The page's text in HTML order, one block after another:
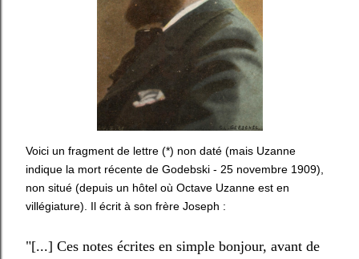
Voici un fragment de lettre (*) non daté (mais Uzanne
indique la mort récente de Godebski - 25 novembre 1909),
non situé (depuis un hôtel où Octave Uzanne est en
villégiature). Il écrit à son frère Joseph :
"[...] Ces notes écrites en simple bonjour, avant de